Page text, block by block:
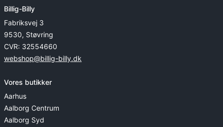
Billig-Billy
Fabriksvej 3
9530, Støvring
CVR: 32554660
webshop@billig-billy.dk
Vores butikker
Aarhus
Aalborg Centrum
Aalborg Syd